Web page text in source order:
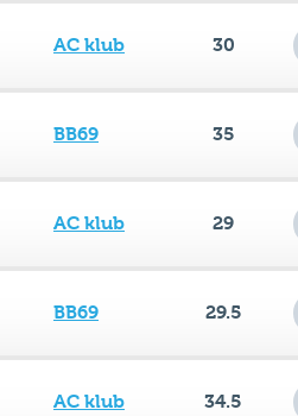
BB69 35
AC klub 29
BB69 29.5
AC klub 34.5
BB69 36